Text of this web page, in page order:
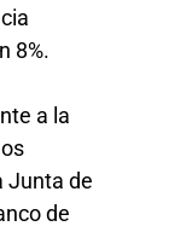
8%.
a la
Junta de
de